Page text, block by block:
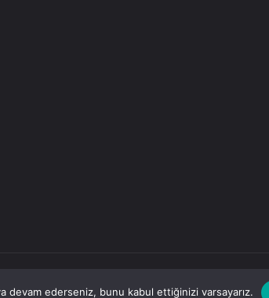
devam ederseniz, bunu kabul ettiğinizi varsayarız.